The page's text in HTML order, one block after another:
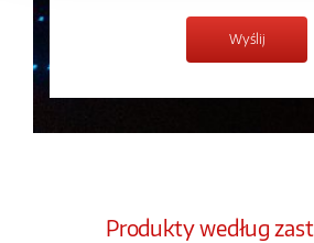
Produkty według